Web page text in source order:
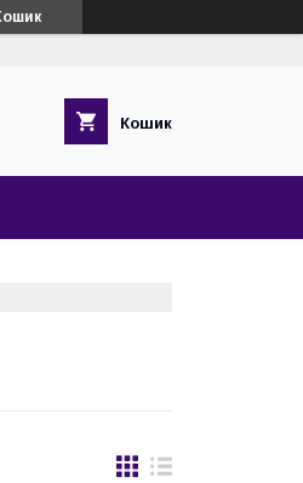
Кошик